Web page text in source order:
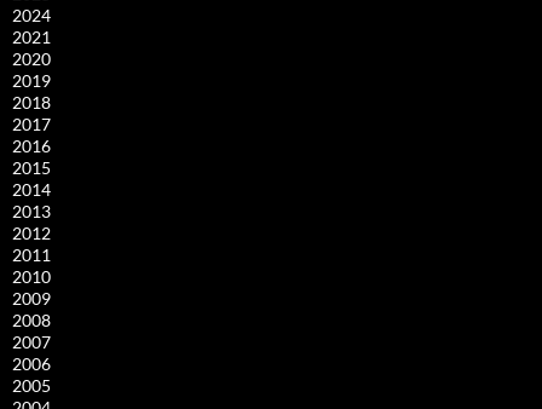
2024
2021
2020
2019
2018
2017
2016
2015
2014
2013
2012
2011
2010
2009
2008
2007
2006
2005